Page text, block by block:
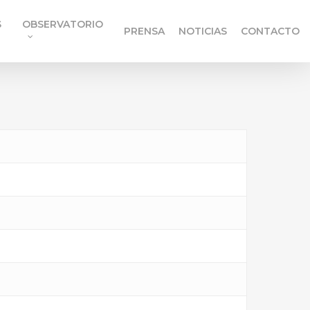
OBSERVATORIO
PRENSA NOTICIAS CONTACTO